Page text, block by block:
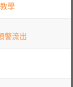
學
警流出